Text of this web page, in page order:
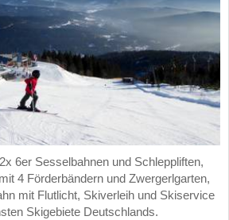
6er Sesselbahnen und Schleppliften,
4 Förderbändern und Zwergerlgarten,
mit Flutlicht, Skiverleih und Skiservice
Skigebiete Deutschlands.